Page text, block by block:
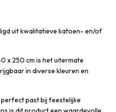
uit kwalitatieve katoen- en/of
x 250 cm is het uitermate
in diverse kleuren en
past bij feestelijke